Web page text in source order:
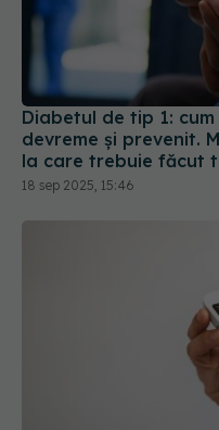
Diabetul de tip 1:
devreme și prevenit.
la care trebuie făcut
18 sep 2025, 15:46